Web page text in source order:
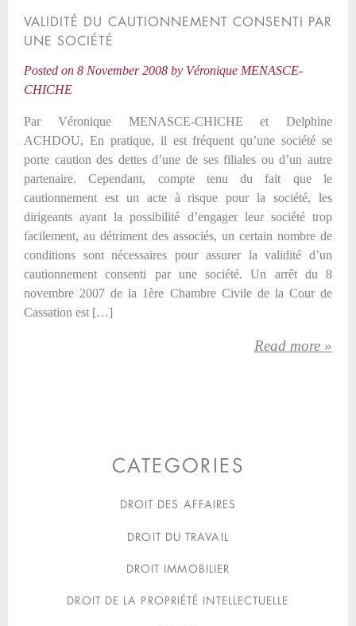
VALIDITÉ DU CAUTIONNEMENT CONSENTI PAR
UNE SOCIÉTÉ
Posted on 8 November 2008 by Véronique MENASCE-
CHICHE
Par Véronique MENASCE-CHICHE et Delphine
ACHDOU, En pratique, il est fréquent qu’une société se
porte caution des dettes d’une de ses filiales ou d’un autre
partenaire. Cependant, compte tenu du fait que le
cautionnement est un acte à risque pour la société, les
dirigeants ayant la possibilité d’engager leur société trop
facilement, au détriment des associés, un certain nombre de
conditions sont nécessaires pour assurer la validité d’un
cautionnement consenti par une société. Un arrêt du 8
novembre 2007 de la 1ère Chambre Civile de la Cour de
Cassation est […]
Read more »
CATEGORIES
DROIT DES AFFAIRES
DROIT DU TRAVAIL
DROIT IMMOBILIER
DROIT DE LA PROPRIÉTÉ INTELLECTUELLE